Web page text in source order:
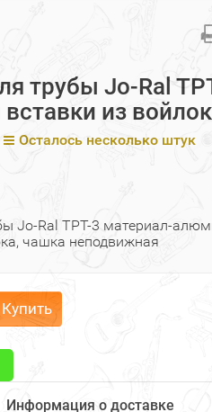
трубы Jo-Ral
из
Осталось несколько штук
Jo-Ral TPT-3 материал-
чашка неподвижная
Купить
Информация о доставке